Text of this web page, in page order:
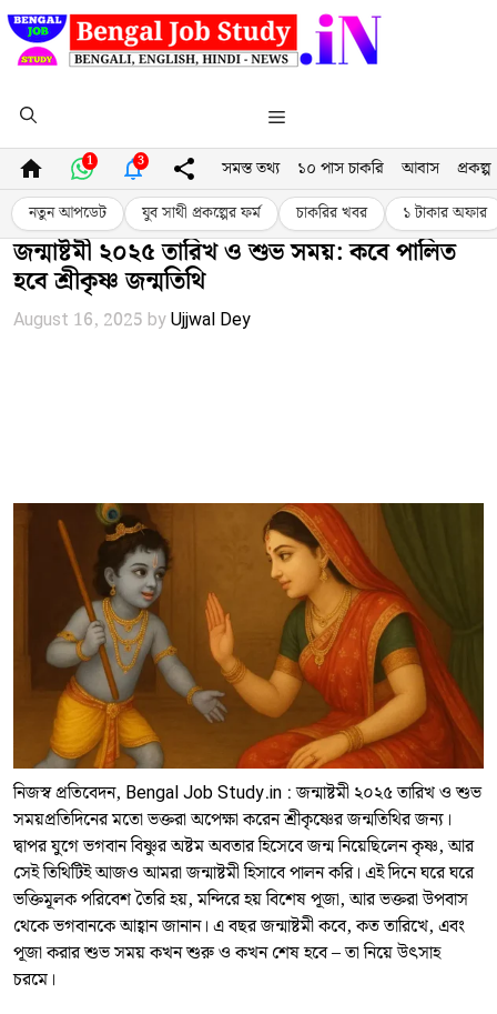
Skip
to
content
Menu
1 3 সমস্ত তথ্য ১০ পাস চাকরি আবাস প্রকল্প
নতুন আপডেট যুব সাথী প্রকল্পের ফর্ম চাকরির খবর ১ টাকার অফার
জন্মাষ্টমী ২০২৫ তারিখ ও শুভ সময়: কবে পালিত
হবে শ্রীকৃষ্ণ জন্মতিথি
August 16, 2025 byUjjwal Dey
নিজস্ব প্রতিবেদন, Bengal Job Study.in : জন্মাষ্টমী ২০২৫ তারিখ ও শুভ
সময়প্রতিদিনের মতো ভক্তরা অপেক্ষা করেন শ্রীকৃষ্ণের জন্মতিথির জন্য।
দ্বাপর যুগে ভগবান বিষ্ণুর অষ্টম অবতার হিসেবে জন্ম নিয়েছিলেন কৃষ্ণ, আর
সেই তিথিটিই আজও আমরা জন্মাষ্টমী হিসাবে পালন করি। এই দিনে ঘরে ঘরে
ভক্তিমূলক পরিবেশ তৈরি হয়, মন্দিরে হয় বিশেষ পূজা, আর ভক্তরা উপবাস
থেকে ভগবানকে আহ্বান জানান। এ বছর জন্মাষ্টমী কবে, কত তারিখে, এবং
পূজা করার শুভ সময় কখন শুরু ও কখন শেষ হবে – তা নিয়ে উৎসাহ
চরমে।